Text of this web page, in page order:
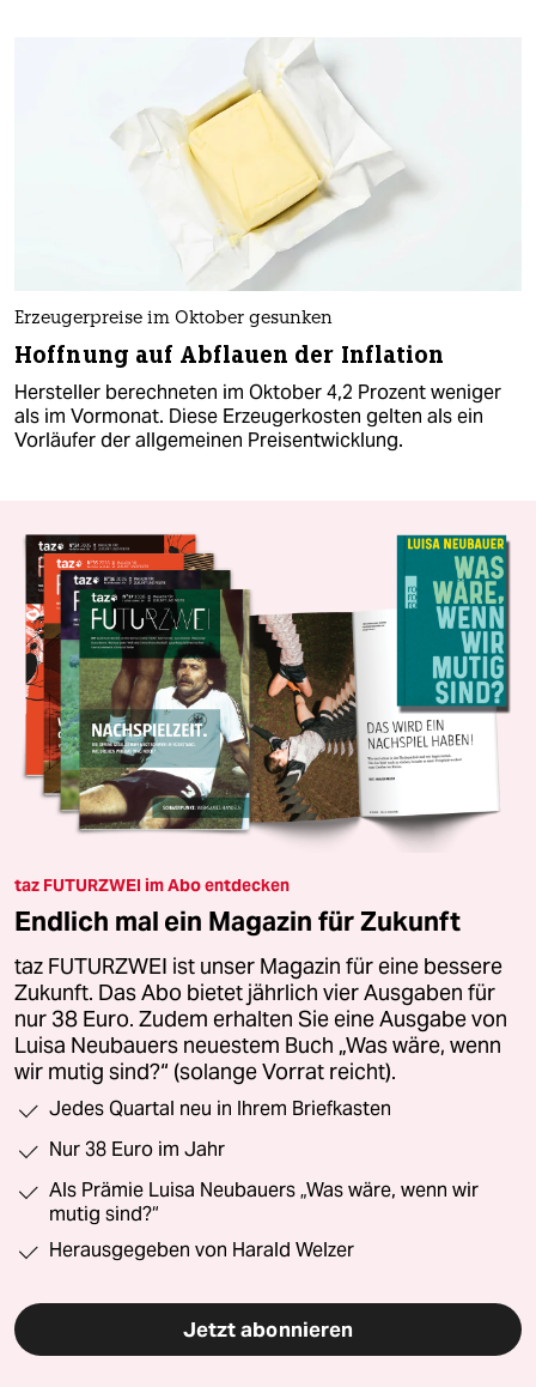
Erzeugerpreise im Oktober gesunken
Hoffnung auf Abflauen der Inflation
Hersteller berechneten im Oktober 4,2 Prozent weniger
als im Vormonat. Diese Erzeugerkosten gelten als ein
Vorläufer der allgemeinen Preisentwicklung.
taz FUTURZWEI im Abo entdecken
Endlich mal ein Magazin für Zukunft
taz FUTURZWEI ist unser Magazin für eine bessere
Zukunft. Das Abo bietet jährlich vier Ausgaben für
nur 38 Euro. Zudem erhalten Sie eine Ausgabe von
Luisa Neubauers neuestem Buch „Was wäre, wenn
wir mutig sind?“ (solange Vorrat reicht).
Jedes Quartal neu in Ihrem Briefkasten
Nur 38 Euro im Jahr
Als Prämie Luisa Neubauers „Was wäre, wenn wir
mutig sind?“
Herausgegeben von Harald Welzer
Jetzt abonnieren